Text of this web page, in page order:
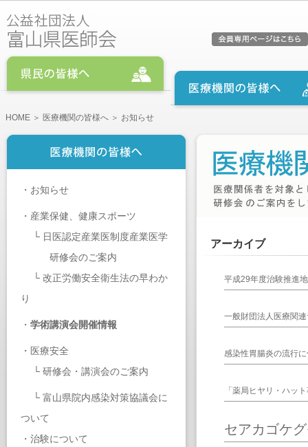
HOME ＞ 医療機関の皆様へ ＞ お知らせ
・ お知らせ
・ 産業保健、健康スポーツ
└ 日医認定産業医制度産業医学
研修会のご案内
└ 改正労働安全衛生法の早わか
り
・ 学術講演会開催情報
・ 医療安全
└ 研修会・講演会のご案内
└ 富山県院内感染対策協議会に
ついて
・ 治験について
アーカイブ
平成29年度治験推進
一般財団法人医療関
感染性胃腸炎の流行
「薬局ヒヤリ・ハッ
セアカゴケ